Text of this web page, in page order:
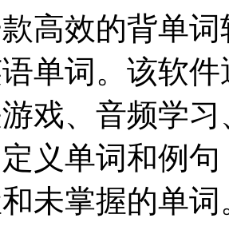
高效的背单
单词。该软
戏、音频学
义单词和例
未掌握的单词